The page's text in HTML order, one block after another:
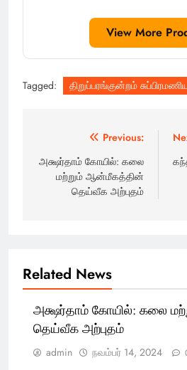
View More
Tagged: திறுப்பரங்குன்றம்
Previous:
அக்ஷர்தாம் கோயில்: கலை
மற்றும் ஆன்மீகத்தின்
தெய்வீக அற்புதம்
Related News
அக்ஷர்தாம் கோயில்: கலை
தெய்வீக அற்புதம்
admin நவம்பர் 14, 2024